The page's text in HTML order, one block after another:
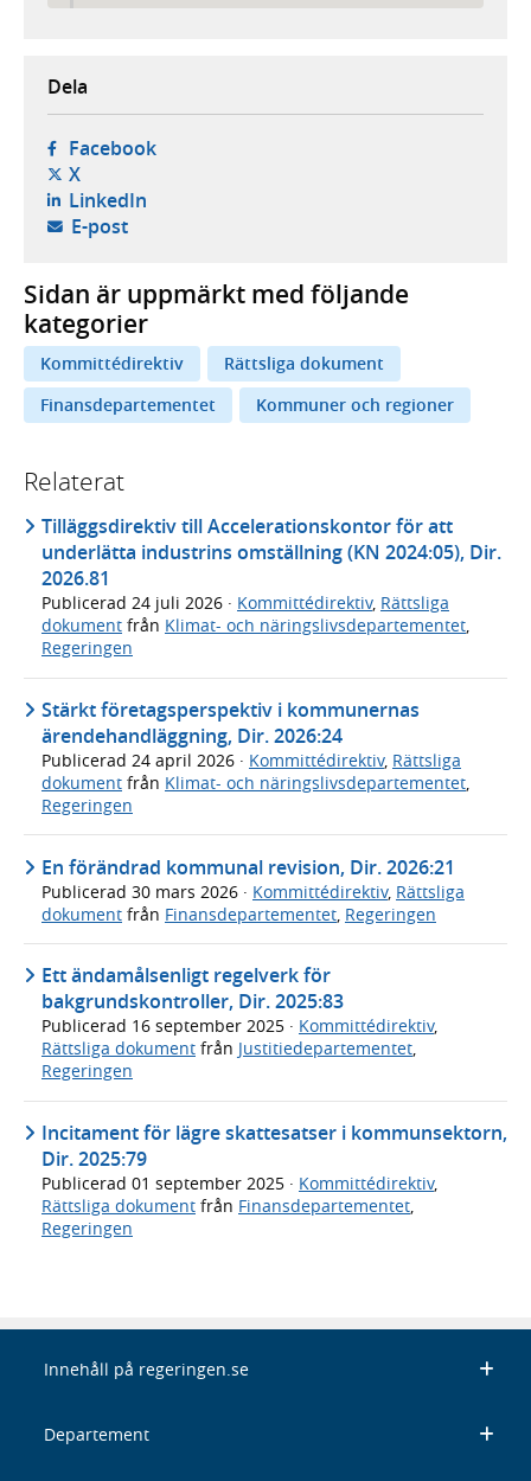
Dela
Facebook- öppnas i ny flik, extern webbplats,
X- öppnas i ny flik, extern webbplats,
LinkedIn- öppnas i ny flik, extern webbplats,
E-post- öppnar din e-postklient,
Sidan är uppmärkt med följande
kategorier
Kommittédirektiv
Rättsliga dokument
Finansdepartementet
Kommuner och regioner
Relaterat
Tilläggsdirektiv till Accelerationskontor för att
underlätta industrins omställning (KN 2024:05), Dir.
2026.81
Publicerad 24 juli 2026 · Kommittédirektiv, Rättsliga
dokument från Klimat- och näringslivsdepartementet,
Regeringen
Stärkt företagsperspektiv i kommunernas
ärendehandläggning, Dir. 2026:24
Publicerad 24 april 2026 · Kommittédirektiv, Rättsliga
dokument från Klimat- och näringslivsdepartementet,
Regeringen
En förändrad kommunal revision, Dir. 2026:21
Publicerad 30 mars 2026 · Kommittédirektiv, Rättsliga
dokument från Finansdepartementet Regeringen
Ett ändamålsenligt regelverk för
bakgrundskontroller, Dir. 2025:83
Publicerad 16 september 2025 · Kommittédirektiv,
Rättsliga dokument från Justitiedepartementet,
Regeringen
Incitament för lägre skattesatser i kommunsektorn,
Dir. 2025:79
Publicerad 01 september 2025 · Kommittédirektiv,
Rättsliga dokument från Finansdepartementet,
Regeringen
Innehåll på regeringen.se
Departement